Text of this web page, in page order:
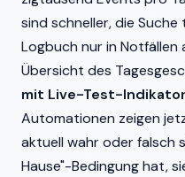
sind schneller, die
Logbuch nur in
Übersicht des
mit Live-Test-
Automationen zeigen
aktuell wahr oder falsch
Hause"-Bedingung hat,